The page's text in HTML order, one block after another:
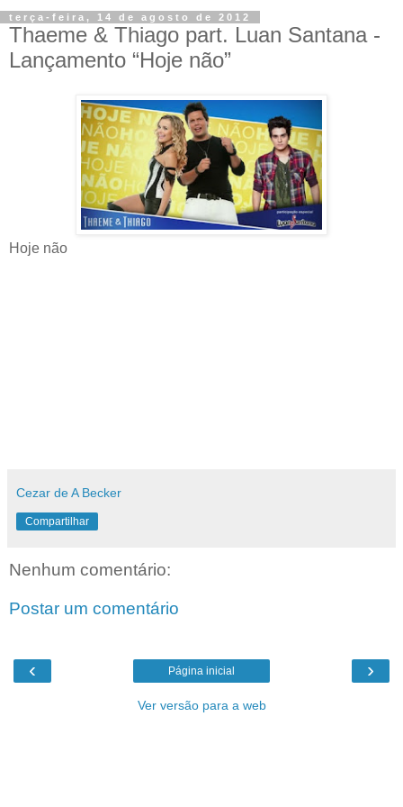
terça-feira, 14 de agosto de 2012
Thaeme & Thiago part. Luan Santana -
Lançamento “Hoje não”
Hoje não
Cezar de A Becker
Compartilhar
Nenhum comentário:
Postar um comentário
‹ ›
Página inicial
Ver versão para a web